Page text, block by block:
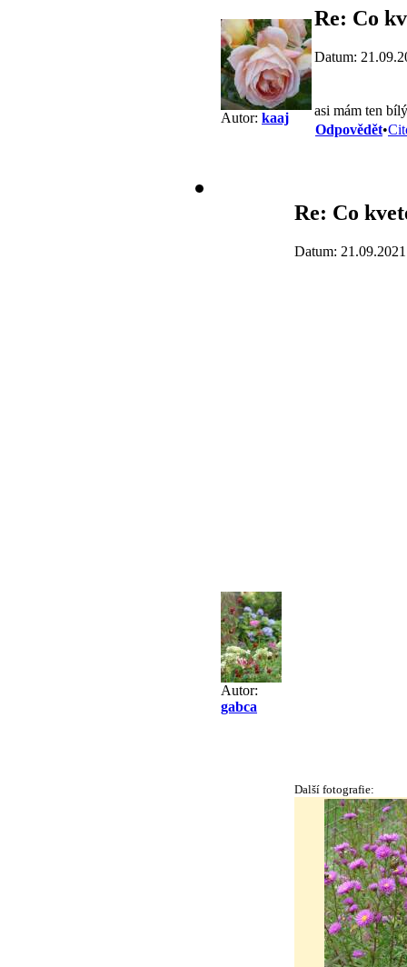
Autor: kaaj
Re: Co
Datum:
asi mám ten
Odpovědět•
Autor:
gabca
Re: Co
Datum:
Další fotografie: